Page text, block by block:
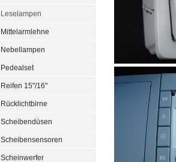
Leselampen
Mittelarmlehne
Nebellampen
Pedealset
Reifen 15"/16"
Rücklichtbirne
Scheibendüsen
Scheibensensoren
Scheinwerfer